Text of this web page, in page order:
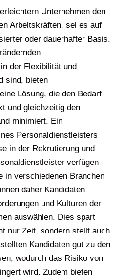
Unternehmen den
Arbeitskräften, sei es auf
oder dauerhafter Basis.
der Flexibilität und
sind, bieten
Lösung, die den Bedarf
und gleichzeitig den
minimiert. Ein
Personaldienstleisters
in der Rekrutierung und
verfügen
in verschiedenen Branchen
daher Kandidaten
und Kulturen der
auswählen. Dies spart
nur Zeit, sondern stellt auch
Kandidaten gut zu den
wodurch das Risiko von
wird. Zudem bieten